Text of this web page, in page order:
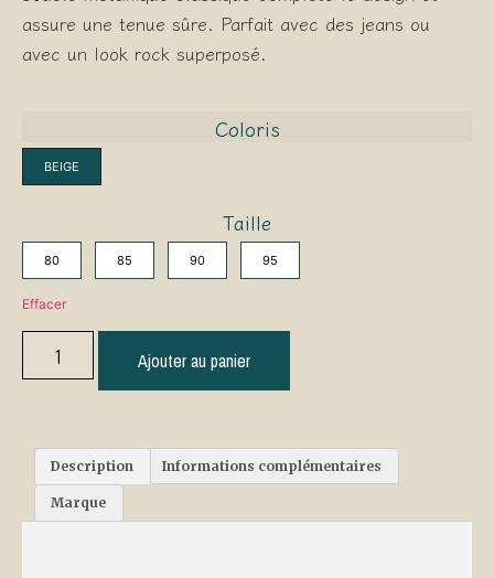
assure une tenue sûre. Parfait avec des jeans ou
avec un look rock superposé.
Coloris
BEIGE
Taille
80 85 90 95
Effacer
Ajouter au panier
Description Informations complémentaires
Marque